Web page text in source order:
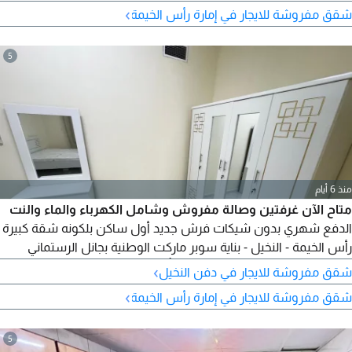
شقق مفروشة للايجار في إمارة رأس الخيمة›
5
منذ 6 أيام
متاح الآن غرفتين وصالة مفروش وشامل الكهرباء والماء والنت
الدفع شهري بدون شيكات فرش جديد أول ساكن بلكونه شقة كبيرة
رأس الخيمة - النخيل - بناية سوبر ماركت الوطنية بجانل الرستماني
للصرافة 4000 درهم الإيجار وا 500 تأمين مستردة وا 500
شقق مفروشة للايجار في دفن النخيل›
شقق مفروشة للايجار في إمارة رأس الخيمة›
5